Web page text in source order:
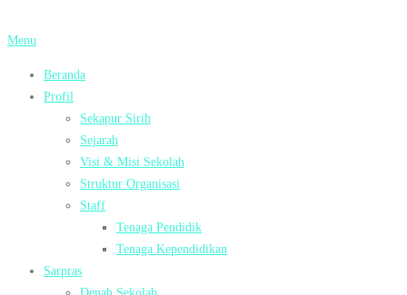
ke
Menu
Beranda
Profil
Sekapur Sirih
Sejarah
Visi & Misi Sekolah
Struktur Organisasi
Staff
Tenaga Pendidik
Tenaga Kependidikan
Sarpras